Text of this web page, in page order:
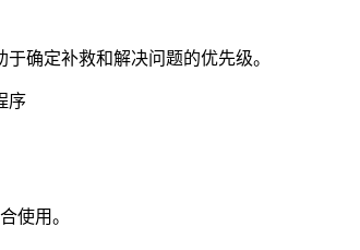
确定补救和解决问题的优先级。
序
使用。